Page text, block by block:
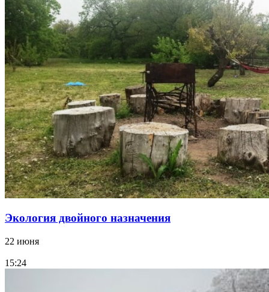
Экология двойного назначения
22 июня
15:24